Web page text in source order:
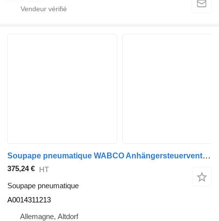
Soupape pneumatique WABCO Anhängersteuerventil EBS 4802040300 Mercedes-Benz A 0014311213 A0014311213 pour camion Mercedes-Benz Actros Atego Arocs Antos
375,24 € HT
Soupape pneumatique
A0014311213
Allemagne, Altdorf